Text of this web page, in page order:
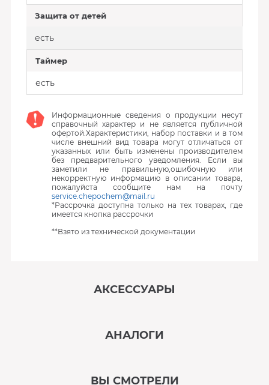
Защита от детей
есть
Таймер
есть
Информационные сведения о продукции несут
справочный характер и не является публичной
офертой.Характеристики, набор поставки и в том
числе внешний вид товара могут отличаться от
указанных или быть изменены производителем
без предварительного уведомления. Если вы
заметили не правильную,ошибочную или
некорректную информацию в описании товара,
пожалуйста сообщите нам на почту
service.chepochem@mail.ru
*Рассрочка доступна только на тех товарах, где
имеется кнопка рассрочки
**Взято из технической документации
АКСЕССУАРЫ
АНАЛОГИ
ВЫ СМОТРЕЛИ